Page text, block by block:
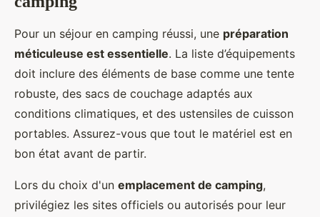
Pour un séjour en camping réussi, une préparation
méticuleuse est essentielle. La liste d’équipements
doit inclure des éléments de base comme une tente
robuste, des sacs de couchage adaptés aux
conditions climatiques, et des ustensiles de cuisson
portables. Assurez-vous que tout le matériel est en
bon état avant de partir.
Lors du choix d'un emplacement de camping,
privilégiez les sites officiels ou autorisés pour leur